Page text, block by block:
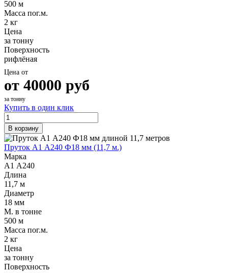
500 м
Масса пог.м.
2 кг
Цена
за тонну
Поверхность
рифлёная
Цена от
от 40000 руб
за тонну
Купить в один клик
В корзину
Пруток А1 А240 Ф18 мм (11,7 м.)
Марка
А1 А240
Длина
11,7 м
Диаметр
18 мм
М. в тонне
500 м
Масса пог.м.
2 кг
Цена
за тонну
Поверхность